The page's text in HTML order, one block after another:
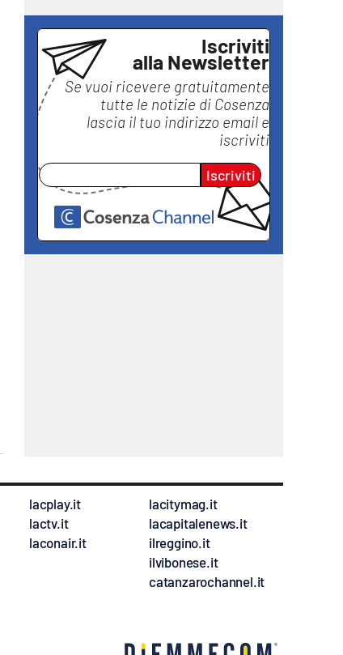
Iscriviti
alla Newsletter
Se vuoi ricevere gratuitamente
tutte le notizie di Cosenza
lascia il tuo indirizzo email e
iscriviti
Iscriviti
lacplay.it
lactv.it
laconair.it
lacitymag.it
lacapitalenews.it
ilreggino.it
ilvibonese.it
catanzarochannel.it